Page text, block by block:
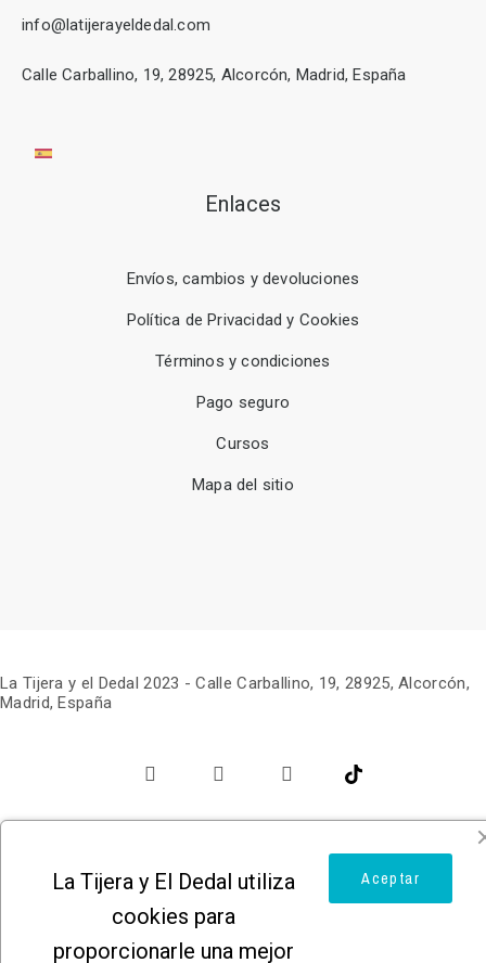
info@latijerayeldedal.com
Calle Carballino, 19, 28925, Alcorcón, Madrid, España
Enlaces
Envíos, cambios y devoluciones
Política de Privacidad y Cookies
Términos y condiciones
Pago seguro
Cursos
Mapa del sitio
La Tijera y el Dedal 2023 -Calle Carballino, 19, 28925, Alcorcón,
Madrid, España
La Tijera y El Dedal utiliza
cookies para
proporcionarle una mejor
Aceptar